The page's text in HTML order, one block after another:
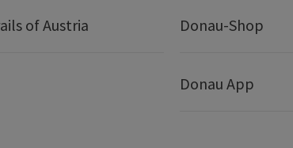
of Austria Donau-Shop
Donau App